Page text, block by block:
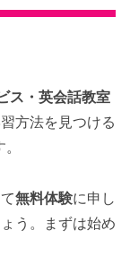
ス・英会話教室
方法を見つける
無料体験に申し
う。まずは始め